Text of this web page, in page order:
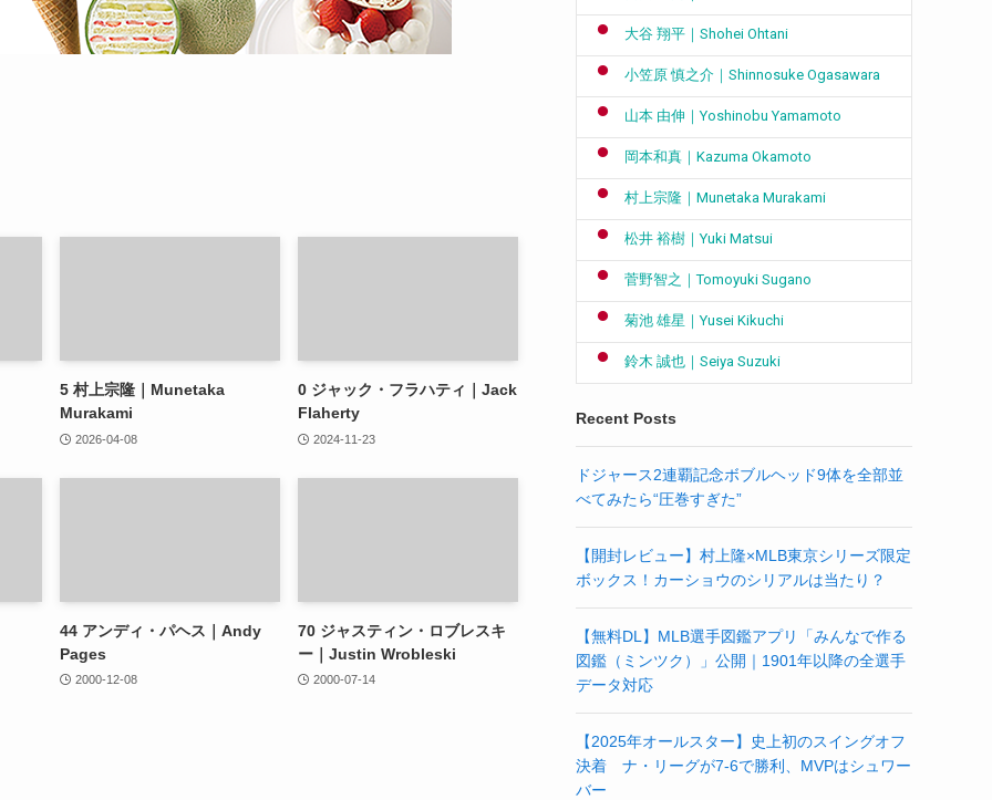
5 村上宗隆｜Munetaka
Murakami
2026-04-08
0 ジャック・フラハティ｜Jack
Flaherty
2024-11-23
44 アンディ・パヘス｜Andy
Pages
2000-12-08
70 ジャスティン・ロブレスキ
ー｜Justin Wrobleski
2000-07-14
大谷 翔平｜Shohei Ohtani
小笠原 慎之介｜Shinnosuke Ogasawara
山本 由伸｜Yoshinobu Yamamoto
岡本和真｜Kazuma Okamoto
村上宗隆｜Munetaka Murakami
松井 裕樹｜Yuki Matsui
菅野智之｜Tomoyuki Sugano
菊池 雄星｜Yusei Kikuchi
鈴木 誠也｜Seiya Suzuki
Recent Posts
ドジャース2連覇記念ボブルヘッド9体を全部並
べてみたら“圧巻すぎた”
【開封レビュー】村上隆×MLB東京シリーズ限定
ボックス！カーショウのシリアルは当たり？
【無料DL】MLB選手図鑑アプリ「みんなで作る
図鑑（ミンツク）」公開｜1901年以降の全選手
データ対応
【2025年オールスター】史上初のスイングオフ
決着 ナ・リーグが7-6で勝利、MVPはシュワー
バー